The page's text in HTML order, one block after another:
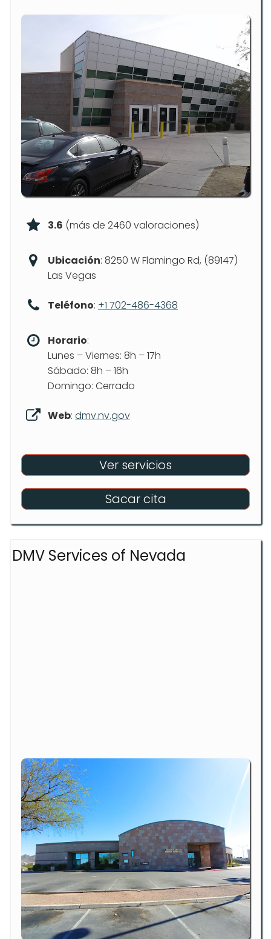
3.6 (más de 2460 valoraciones)
Ubicación: 8250 W Flamingo Rd, (89147)
Las Vegas
Teléfono: +1 702-486-4368
Horario:
Lunes – Viernes: 8h – 17h
Sábado: 8h – 16h
Domingo: Cerrado
Web: dmv.nv.gov
Ver servicios
Sacar cita
DMV Services of Nevada